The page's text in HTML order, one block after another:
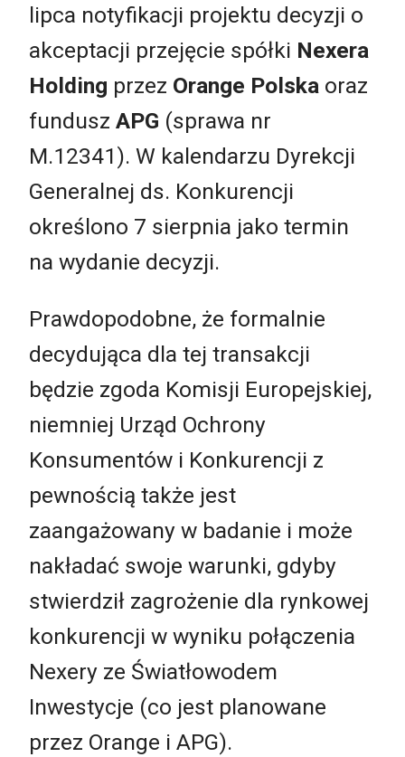
lipca notyfikacji projektu decyzji o
akceptacji przejęcie spółki Nexera
Holding przez Orange Polska oraz
fundusz APG (sprawa nr
M.12341). W kalendarzu Dyrekcji
Generalnej ds. Konkurencji
określono 7 sierpnia jako termin
na wydanie decyzji.
Prawdopodobne, że formalnie
decydująca dla tej transakcji
będzie zgoda Komisji Europejskiej,
niemniej Urząd Ochrony
Konsumentów i Konkurencji z
pewnością także jest
zaangażowany w badanie i może
nakładać swoje warunki, gdyby
stwierdził zagrożenie dla rynkowej
konkurencji w wyniku połączenia
Nexery ze Światłowodem
Inwestycje (co jest planowane
przez Orange i APG).